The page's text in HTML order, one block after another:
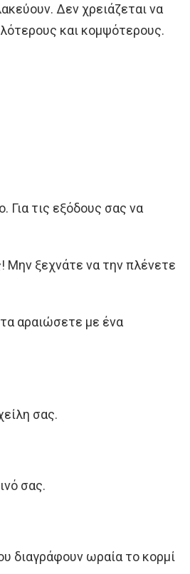
Δεν χρειάζεται να
και κομψότερους.
Για τις εξόδους σας να
Μην ξεχνάτε να την πλένετε
αραιώσετε με ένα
σας.
σας.
διαγράφουν ωραία το κορμί